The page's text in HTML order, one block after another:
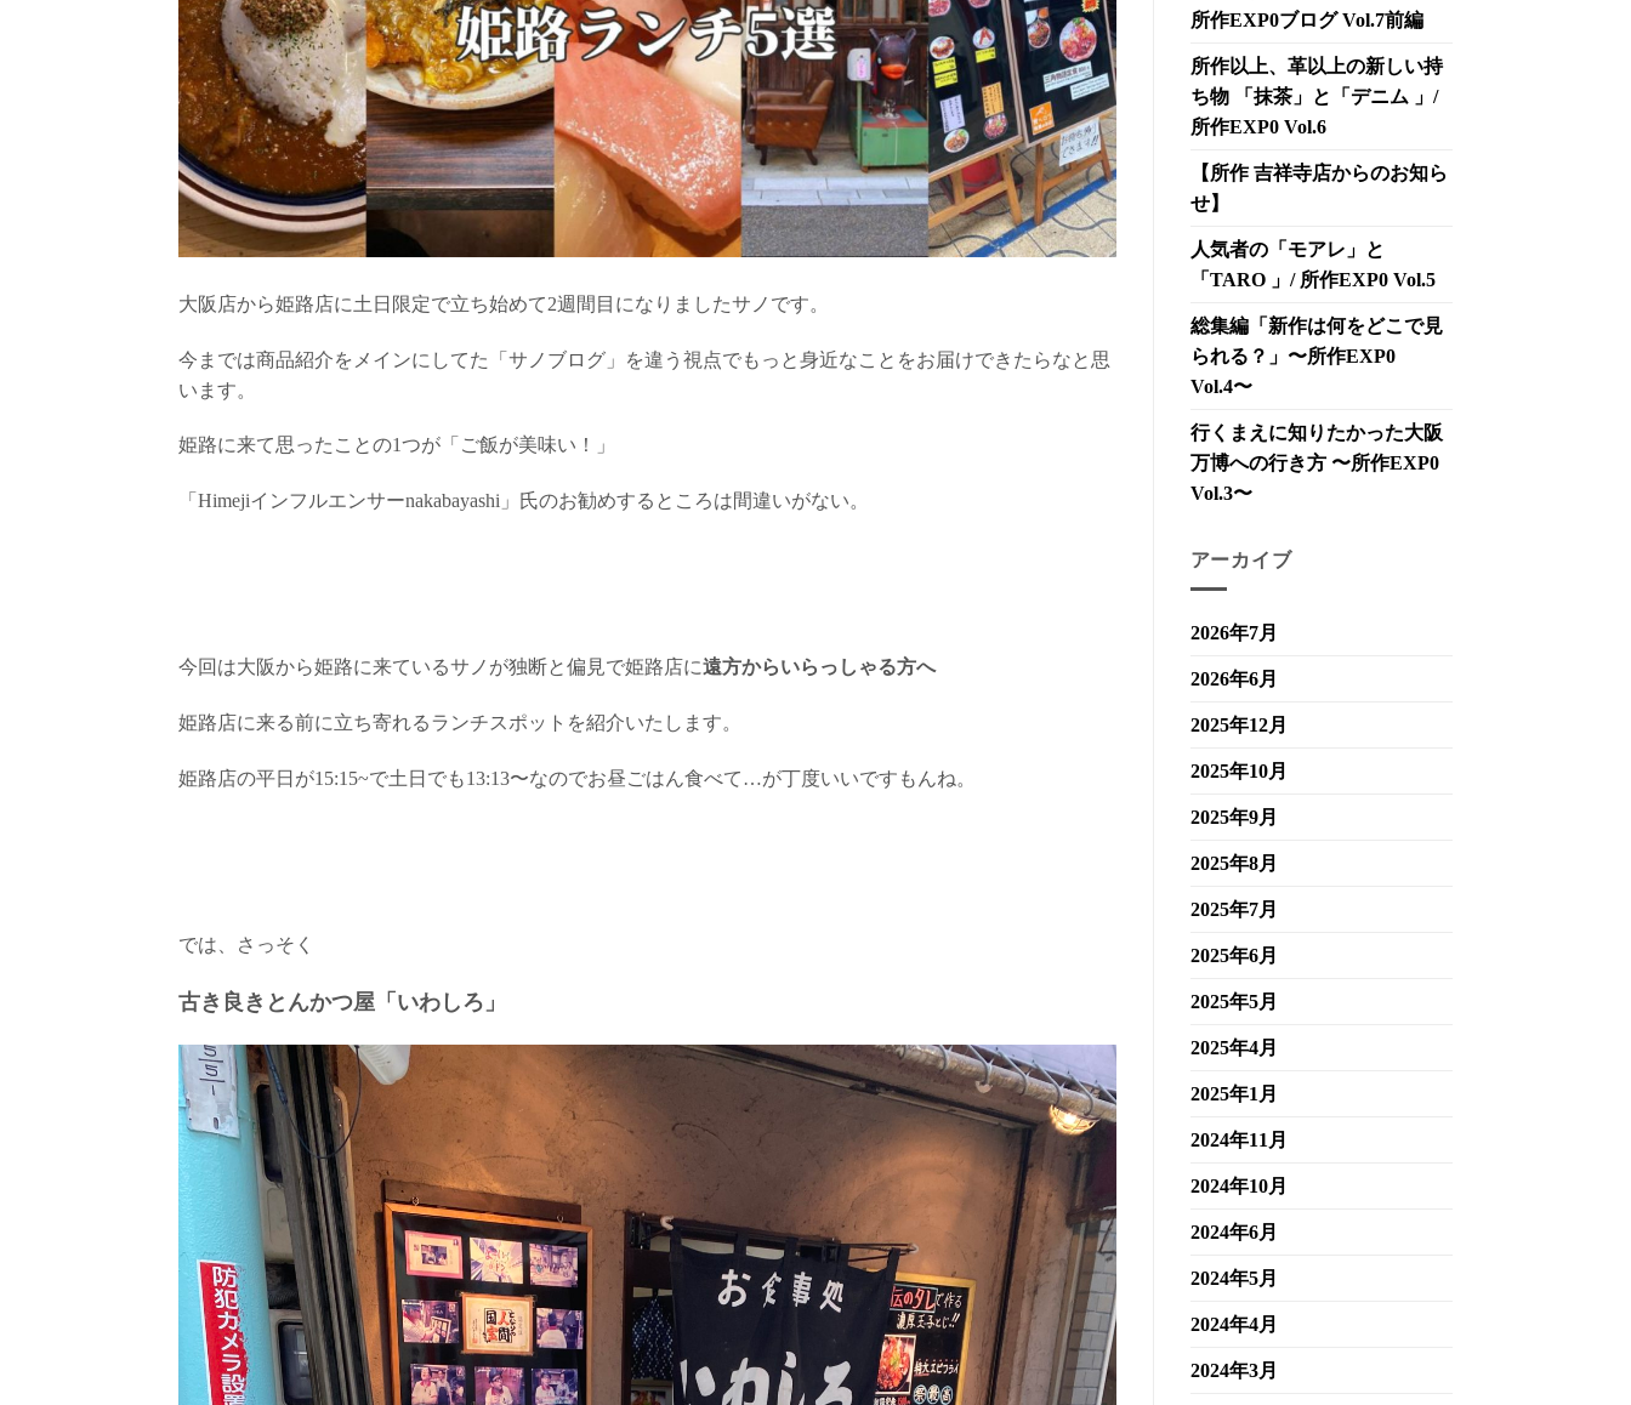
大阪店から姫路店に土日限定で立ち始めて2週間目になりましたサノです。
今までは商品紹介をメインにしてた「サノブログ」を違う視点でもっと身近なことをお届けできたらなと思
います。
姫路に来て思ったことの1つが「ご飯が美味い！」
「Himejiインフルエンサーnakabayashi」氏のお勧めするところは間違いがない。
今回は大阪から姫路に来ているサノが独断と偏見で姫路店に遠方からいらっしゃる方へ
姫路店に来る前に立ち寄れるランチスポットを紹介いたします。
姫路店の平日が15:15~で土日でも13:13〜なのでお昼ごはん食べて…が丁度いいですもんね。
では、さっそく
古き良きとんかつ屋「いわしろ」
所作EXP0ブログ Vol.7前編
所作以上、革以上の新しい持
ち物 「抹茶」と「デニム 」/
所作EXP0 Vol.6
【所作 吉祥寺店からのお知ら
せ】
人気者の「モアレ」と
「TARO 」/ 所作EXP0 Vol.5
総集編「新作は何をどこで見
られる？」〜所作EXP0
Vol.4〜
行くまえに知りたかった大阪
万博への行き方 〜所作EXP0
Vol.3〜
アーカイブ
2026年7月
2026年6月
2025年12月
2025年10月
2025年9月
2025年8月
2025年7月
2025年6月
2025年5月
2025年4月
2025年1月
2024年11月
2024年10月
2024年6月
2024年5月
2024年4月
2024年3月